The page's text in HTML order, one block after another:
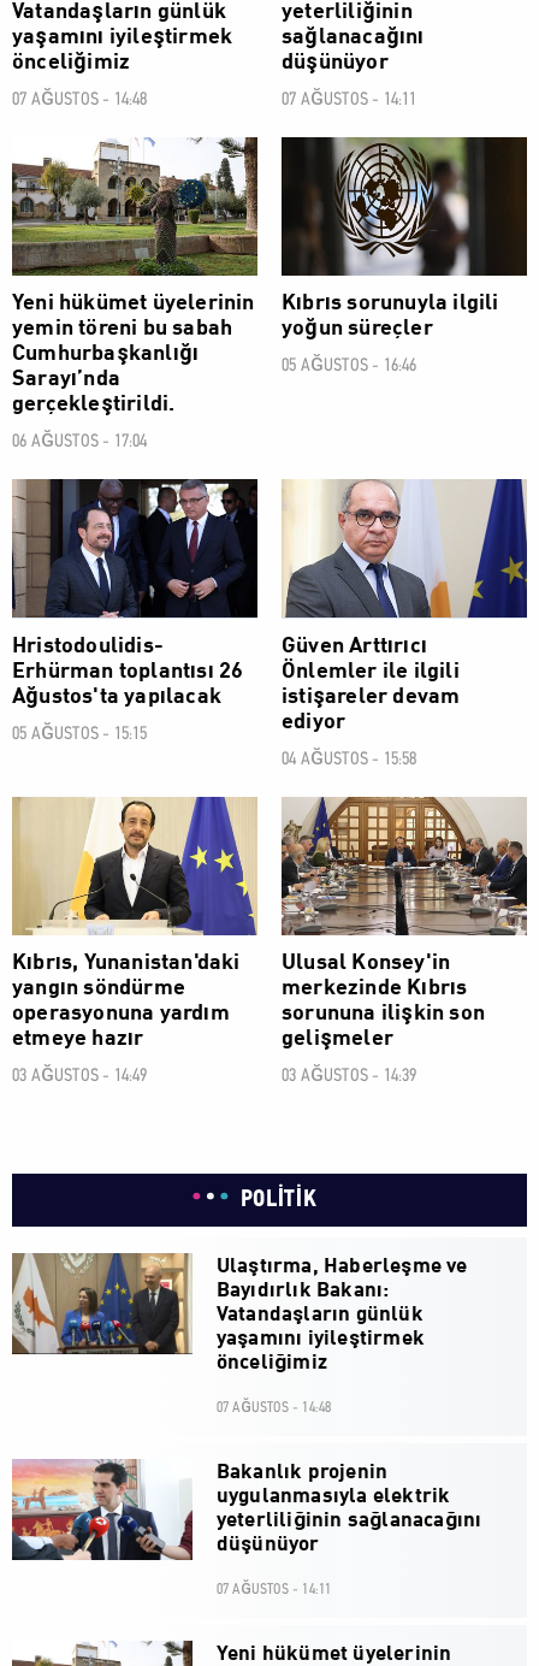
Vatandaşların günlük
yaşamını iyileştirmek
önceliğimiz
07 AĞUSTOS - 14:48
yeterliliğinin
sağlanacağını
düşünüyor
07 AĞUSTOS - 14:11
POLİTİK
Yeni hükümet üyelerinin
yemin töreni bu sabah
Cumhurbaşkanlığı
Sarayı’nda
gerçekleştirildi.
06 AĞUSTOS - 17:04
Kıbrıs sorunuyla ilgili
yoğun süreçler
05 AĞUSTOS - 16:46
POLİTİK
Hristodoulidis-
Erhürman toplantısı 26
Ağustos'ta yapılacak
05 AĞUSTOS - 15:15
POLİTİK
Güven Arttırıcı
Önlemler ile ilgili
istişareler devam
ediyor
04 AĞUSTOS - 15:58
POLİTİK
Kıbrıs, Yunanistan'daki
yangın söndürme
operasyonuna yardım
etmeye hazır
03 AĞUSTOS - 14:49
POLİTİK
Ulusal Konsey'in
merkezinde Kıbrıs
sorununa ilişkin son
gelişmeler
03 AĞUSTOS - 14:39
POLİTİK
Ulaştırma, Haberleşme ve
Bayıdırlık Bakanı:
Vatandaşların günlük
yaşamını iyileştirmek
önceliğimiz
07 AĞUSTOS - 14:48
Bakanlık projenin
uygulanmasıyla elektrik
yeterliliğinin sağlanacağını
düşünüyor
07 AĞUSTOS - 14:11
Yeni hükümet üyelerinin